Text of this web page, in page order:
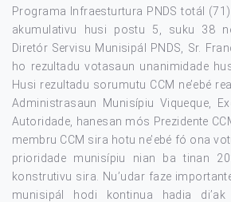
Programa Infraesturtura PNDS totál
akumulativu husi postu 5, suku 38
Diretór Servisu Munisipál PNDS, Sr.
ho rezultadu votasaun unanimidade
Husi rezultadu sorumutu CCM ne’ebé
Administrasaun Munisípiu Viqueque,
Autoridade, hanesan mós Prezidente
membru CCM sira hotu ne’ebé fó ona
prioridade munisípiu nian ba tinan
konstrutivu sira. Nu’udar faze
munisipál hodi kontinua hadia di’ak